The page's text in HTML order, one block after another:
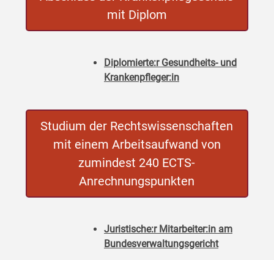
mit Diplom
Diplomierte:r Gesundheits- und
Krankenpfleger:in
Studium der Rechtswissenschaften
mit einem Arbeitsaufwand von
zumindest 240 ECTS-
Anrechnungspunkten
Juristische:r Mitarbeiter:in am
Bundesverwaltungsgericht